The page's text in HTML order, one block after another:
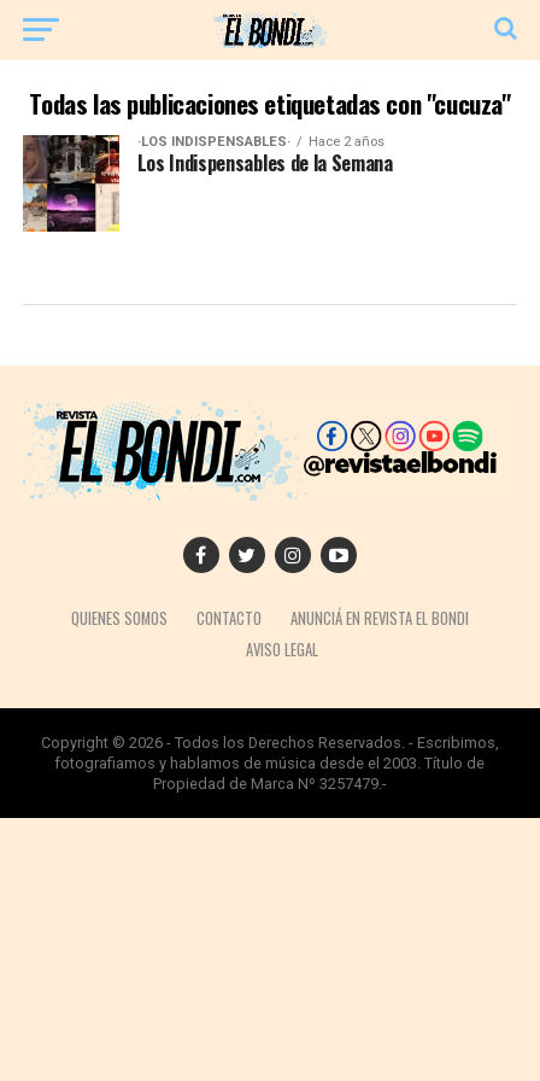
Todas las publicaciones etiquetadas con "cucuza"
·LOS INDISPENSABLES· Hace 2 años
Los Indispensables de la Semana
QUIENES SOMOS CONTACTO
ANUNCIÁ EN REVISTA EL BONDI
AVISO LEGAL
Copyright © 2026 - Todos los Derechos Reservados. - Escribimos,
fotografiamos y hablamos de música desde el 2003. Título de
Propiedad de Marca Nº 3257479.-